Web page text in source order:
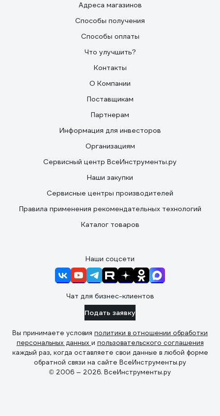
Адреса магазинов
Способы получения
Способы оплаты
Что улучшить?
Контакты
О Компании
Поставщикам
Партнерам
Информация для инвесторов
Организациям
Сервисный центр ВсеИнструменты.ру
Наши закупки
Сервисные центры производителей
Правила применения рекомендательных технологий
Каталог товаров
Наши соцсети
Чат для бизнес-клиентов
Подать заявку
Вы принимаете условия политики в отношении обработки
персональных данных и пользовательского соглашения
каждый раз, когда оставляете свои данные в любой форме
обратной связи на сайте ВсеИнструменты.ру
© 2006 — 2026. ВсеИнструменты.ру